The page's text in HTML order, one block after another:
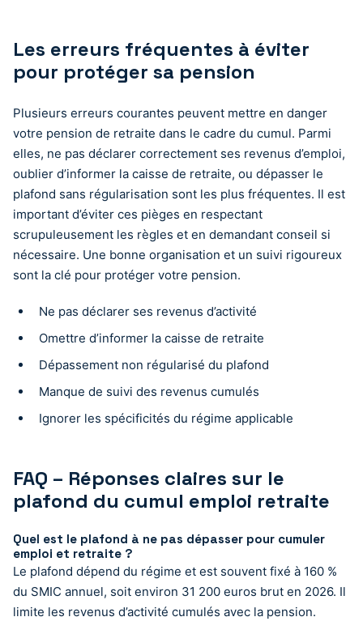
Les erreurs fréquentes à éviter
pour protéger sa pension
Plusieurs erreurs courantes peuvent mettre en danger
votre pension de retraite dans le cadre du cumul. Parmi
elles, ne pas déclarer correctement ses revenus d’emploi,
oublier d’informer la caisse de retraite, ou dépasser le
plafond sans régularisation sont les plus fréquentes. Il est
important d’éviter ces pièges en respectant
scrupuleusement les règles et en demandant conseil si
nécessaire. Une bonne organisation et un suivi rigoureux
sont la clé pour protéger votre pension.
Ne pas déclarer ses revenus d’activité
Omettre d’informer la caisse de retraite
Dépassement non régularisé du plafond
Manque de suivi des revenus cumulés
Ignorer les spécificités du régime applicable
FAQ – Réponses claires sur le
plafond du cumul emploi retraite
Quel est le plafond à ne pas dépasser pour cumuler
emploi et retraite ?
Le plafond dépend du régime et est souvent fixé à 160 %
du SMIC annuel, soit environ 31 200 euros brut en 2026. Il
limite les revenus d’activité cumulés avec la pension.